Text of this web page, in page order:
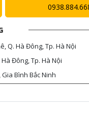
Q. Hà Đông, Tp. Hà Nội
Đông, Tp. Hà Nội
Bình Bắc Ninh